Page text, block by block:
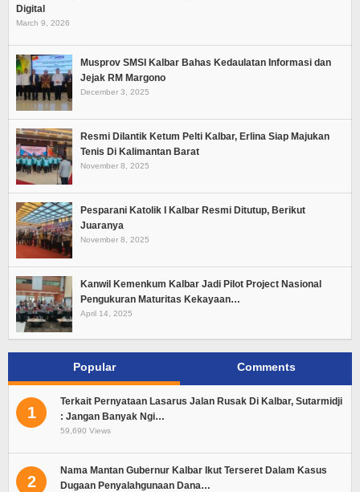
Digital
March 9, 2026
Musprov SMSI Kalbar Bahas Kedaulatan Informasi dan
Jejak RM Margono
December 3, 2025
Resmi Dilantik Ketum Pelti Kalbar, Erlina Siap Majukan
Tenis Di Kalimantan Barat
November 8, 2025
Pesparani Katolik I Kalbar Resmi Ditutup, Berikut
Juaranya
November 8, 2025
Kanwil Kemenkum Kalbar Jadi Pilot Project Nasional
Pengukuran Maturitas Kekayaan…
April 14, 2025
Popular Comments
1
Terkait Pernyataan Lasarus Jalan Rusak Di Kalbar, Sutarmidji
: Jangan Banyak Ngi…
59,690 Views
2
Nama Mantan Gubernur Kalbar Ikut Terseret Dalam Kasus
Dugaan Penyalahgunaan Dana…